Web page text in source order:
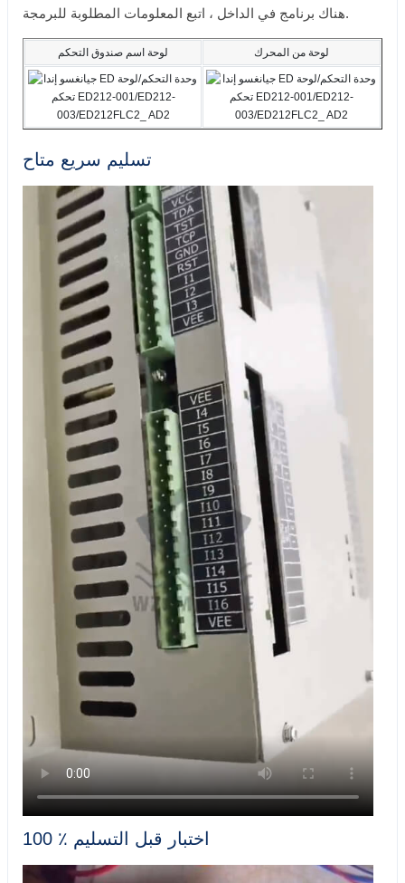
هناك برنامج في الداخل ، اتبع المعلومات المطلوبة للبرمجة.
لوحة اسم صندوق التحكم لوحة من المحرك
تسليم سريع متاح
100 ٪ اختبار قبل التسليم